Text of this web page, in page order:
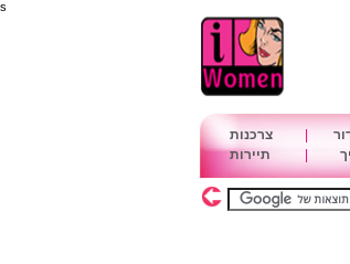
s
צרכנות
תיירות